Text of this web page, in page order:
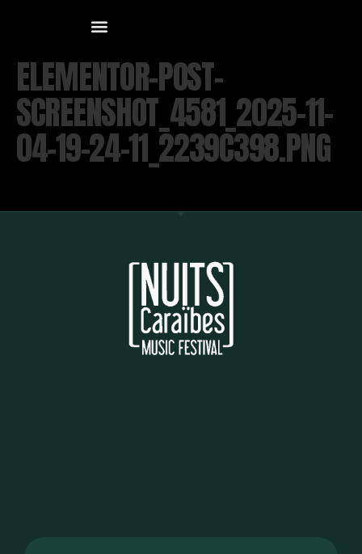
ELEMENTOR-POST-
SCREENSHOT_4581_2025-11-
04-19-24-11_2239C398.PNG